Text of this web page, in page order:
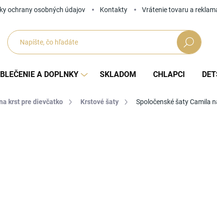
ochrany osobných údajov Kontakty Vrátenie tovaru a
Hľadať
A DOPLNKY SKLADOM CHLAPCI
krst pre dievčatko Krstové šaty Spoločenské šaty Camila